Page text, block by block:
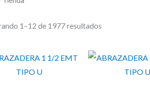
1–12 de 1977 resultados